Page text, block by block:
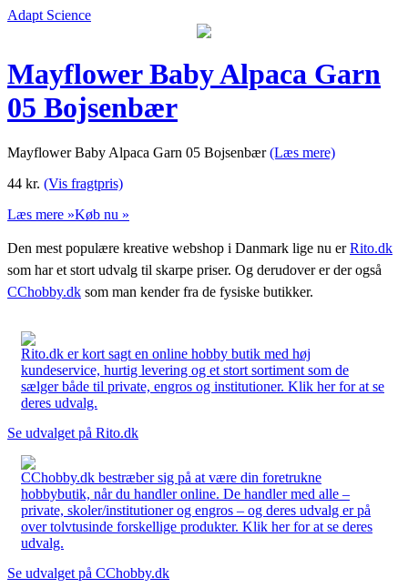
Adapt Science
Mayflower Baby Alpaca Garn
05 Bojsenbær
Mayflower Baby Alpaca Garn 05 Bojsenbær(Læs mere)
44 kr. (Vis fragtpris)
Læs mere »Køb nu »
Den mest populære kreative webshop i Danmark lige nu erRito.dk
som har et stort udvalg til skarpe priser. Og derudover er der også
CChobby.dk som man kender fra de fysiske butikker.
Rito.dk er kort sagt en online hobby butik med høj
kundeservice, hurtig levering og et stort sortiment som de
sælger både til private, engros og institutioner. Klik her for at se
deres udvalg.
Se udvalget på Rito.dk
CChobby.dk bestræber sig på at være din foretrukne
hobbybutik, når du handler online. De handler med alle –
private, skoler/institutioner og engros – og deres udvalg er på
over tolvtusinde forskellige produkter. Klik her for at se deres
udvalg.
Se udvalget på CChobby.dk